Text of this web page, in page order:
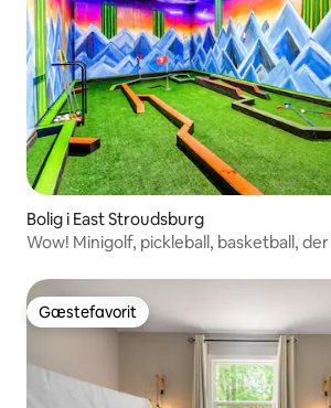
Bolig i East Stroudsburg
Wow! Minigolf, pickleball, basketball,
Gæstefavorit
Gæstefavorit